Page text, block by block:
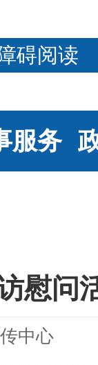
碍阅读
服务
慰问
中心